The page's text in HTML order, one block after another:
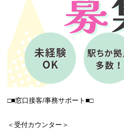
□■窓口接客/事務サポート■□
＜受付カウンター＞